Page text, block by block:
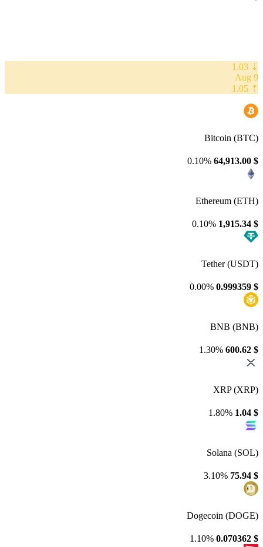
⇣ 1.03
9 Aug
⇡ 1.05
Bitcoin (BTC)
$
64,913.00
0.10%
Ethereum (ETH)
$
1,915.34
0.10%
Tether (USDT)
$
0.999359
0.00%
BNB (BNB)
$
600.62
1.30%
XRP (XRP)
$
1.04
1.80%
Solana (SOL)
$
75.94
3.10%
Dogecoin (DOGE)
$
0.070362
1.10%